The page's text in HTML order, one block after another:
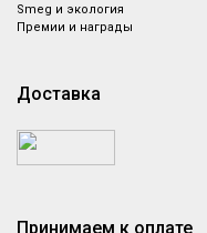
Smeg и экология
Премии и награды
Доставка
Принимаем к оплате